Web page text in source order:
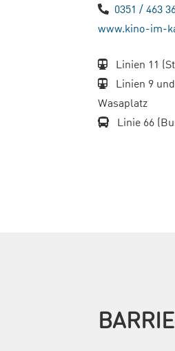
0351 / 463
www.kino-im-
Linien 11
Linien 9
Wasaplatz
Linie 66